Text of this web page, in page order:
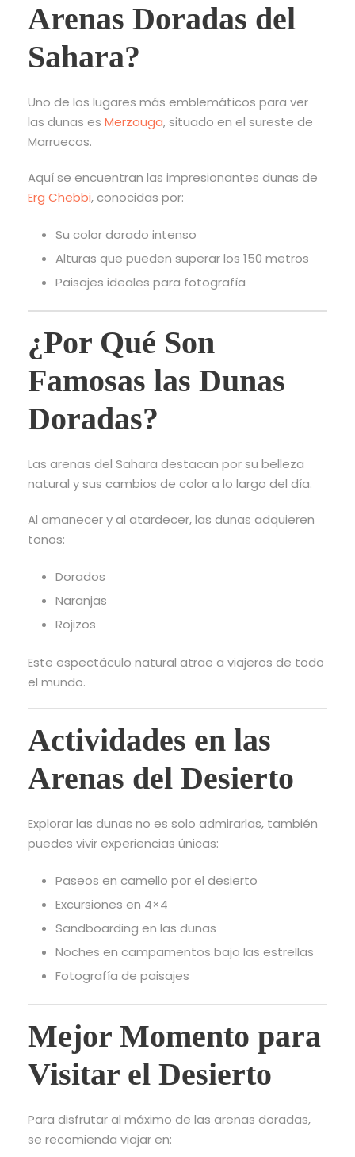
Arenas Doradas del
Sahara?
Uno de los lugares más emblemáticos para ver
las dunas es Merzouga, situado en el sureste de
Marruecos.
Aquí se encuentran las impresionantes dunas de
Erg Chebbi, conocidas por:
Su color dorado intenso
Alturas que pueden superar los 150 metros
Paisajes ideales para fotografía
¿Por Qué Son
Famosas las Dunas
Doradas?
Las arenas del Sahara destacan por su belleza
natural y sus cambios de color a lo largo del día.
Al amanecer y al atardecer, las dunas adquieren
tonos:
Dorados
Naranjas
Rojizos
Este espectáculo natural atrae a viajeros de todo
el mundo.
Actividades en las
Arenas del Desierto
Explorar las dunas no es solo admirarlas, también
puedes vivir experiencias únicas:
Paseos en camello por el desierto
Excursiones en 4×4
Sandboarding en las dunas
Noches en campamentos bajo las estrellas
Fotografía de paisajes
Mejor Momento para
Visitar el Desierto
Para disfrutar al máximo de las arenas doradas,
se recomienda viajar en: